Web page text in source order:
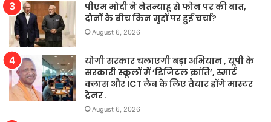
पीएम मोदी ने नेतन्याहू से फोन पर की बात,
दोनों के बीच किन मुद्दों पर हुई चर्चा?
August 6, 2026
योगी सरकार चलाएगी बड़ा अभियान , यूपी के
सरकारी स्कूलों में ‘डिजिटल क्रांति’, स्मार्ट
क्लास और ICT लैब के लिए तैयार होंगे मास्टर
ट्रेनर .
August 6, 2026